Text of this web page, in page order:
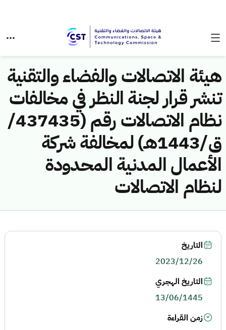
هيئة الاتصالات والفضاء والتقنية
تنشر قرار لجنة النظر في مخالفات
نظام الاتصالات رقم (437435/
ق/1443هـ) لمخالفة شركة
الأعمال المدنية المحدودة
لنظام الاتصالات
التاريخ
2023/12/26
التاريخ الهجري
13/06/1445
زمن القراءة